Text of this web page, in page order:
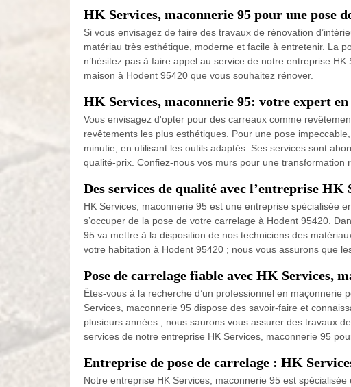
HK Services, maconnerie 95 pour une pose
Si vous envisagez de faire des travaux de rénovation
matériau très esthétique, moderne et facile à entretenir. La
n’hésitez pas à faire appel au service de notre entreprise
maison à Hodent 95420 que vous souhaitez rénover.
HK Services, maconnerie 95: votre expert
Vous envisagez d'opter pour des carreaux comme
revêtements les plus esthétiques. Pour une pose
minutie, en utilisant les outils adaptés. Ses services sont
qualité-prix. Confiez-nous vos murs pour une transformation
Des services de qualité avec l’entreprise HK
HK Services, maconnerie 95 est une entreprise spécialisée
s’occuper de la pose de votre carrelage à Hodent 95420.
95 va mettre à la disposition de nos techniciens des
votre habitation à Hodent 95420 ; nous vous assurons que
Pose de carrelage fiable avec HK Services,
Êtes-vous à la recherche d’un professionnel en
Services, maconnerie 95 dispose des savoir-faire et
plusieurs années ; nous saurons vous assurer des travaux
services de notre entreprise HK Services, maconnerie 95
Entreprise de pose de carrelage : HK
Notre entreprise HK Services, maconnerie 95 est